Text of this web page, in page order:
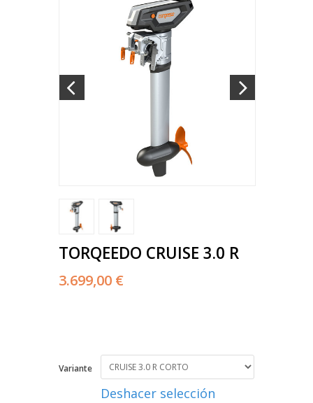
TORQEEDO CRUISE 3.0 R
3.699,00 €
Variante
Deshacer selección